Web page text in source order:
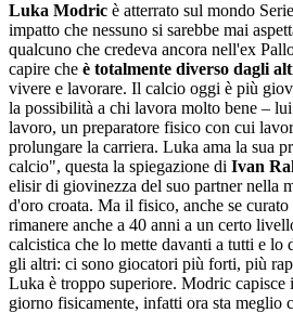
Luka Modric è atterrato sul mondo
impatto che nessuno si sarebbe mai
qualcuno che credeva ancora nell'ex
capire che è totalmente diverso dagli
vivere e lavorare. Il calcio oggi è più
la possibilità a chi lavora molto bene –
lavoro, un preparatore fisico con cui
prolungare la carriera. Luka ama la sua
calcio", questa la spiegazione di Ivan
elisir di giovinezza del suo partner nella
d'oro croata. Ma il fisico, anche se curato
rimanere anche a 40 anni a un certo
calcistica che lo mette davanti a tutti e lo
gli altri: ci sono giocatori più forti, più
Luka è troppo superiore. Modric capisce
giorno fisicamente, infatti ora sta meglio